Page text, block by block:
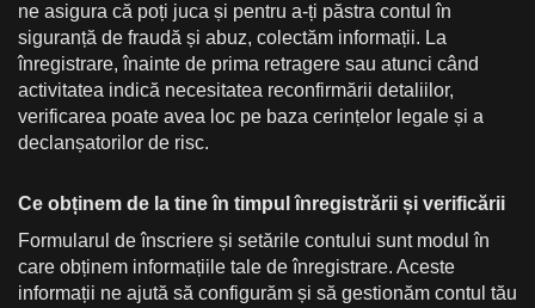
ne asigura că poți juca și pentru a-ți păstra contul în
siguranță de fraudă și abuz, colectăm informații. La
înregistrare, înainte de prima retragere sau atunci când
activitatea indică necesitatea reconfirmării detaliilor,
verificarea poate avea loc pe baza cerințelor legale și a
declanșatorilor de risc.
Ce obținem de la tine în timpul înregistrării și verificării
Formularul de înscriere și setările contului sunt modul în
care obținem informațiile tale de înregistrare. Aceste
informații ne ajută să configurăm și să gestionăm contul tău